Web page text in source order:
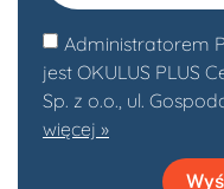
Administratorem
jest OKULUS PLUS
Sp. z o.o., ul.
więcej »